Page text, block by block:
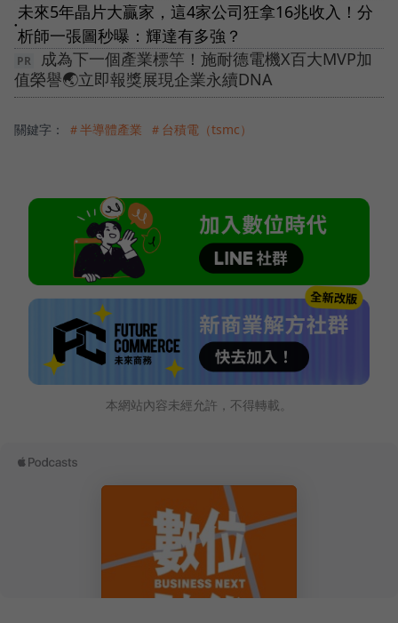
●
未來5年晶片大贏家，這4家公司狂拿16兆收入！分
析師一張圖秒曝：輝達有多強？
成為下一個產業標竿！施耐德電機X百大MVP加
值榮譽🌏立即報獎展現企業永續DNA
關鍵字： ＃半導體產業 ＃台積電（tsmc）
本網站內容未經允許，不得轉載。